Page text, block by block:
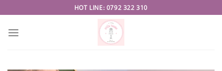
to
content
HOT LINE: 0792 322 310